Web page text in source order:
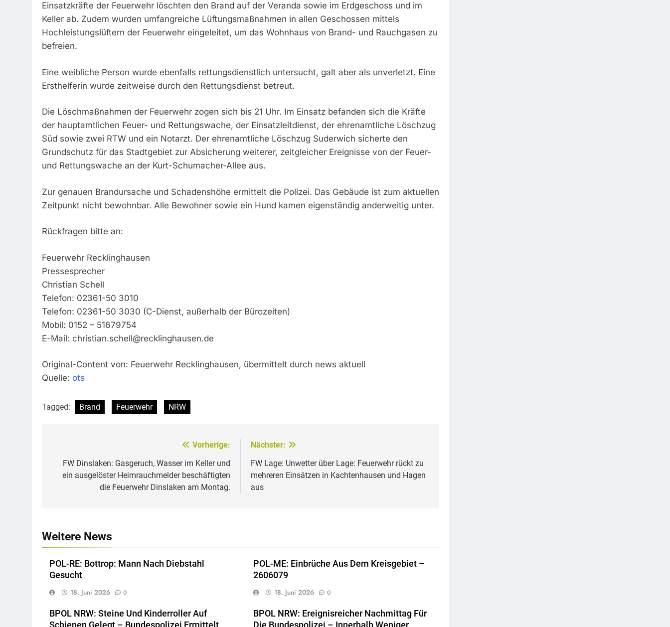
Einsatzkräfte der Feuerwehr löschten den Brand auf der Veranda sowie im Erdgeschoss und im
Keller ab. Zudem wurden umfangreiche Lüftungsmaßnahmen in allen Geschossen mittels
Hochleistungslüftern der Feuerwehr eingeleitet, um das Wohnhaus von Brand- und Rauchgasen zu
befreien.
Eine weibliche Person wurde ebenfalls rettungsdienstlich untersucht, galt aber als unverletzt. Eine
Ersthelferin wurde zeitweise durch den Rettungsdienst betreut.
Die Löschmaßnahmen der Feuerwehr zogen sich bis 21 Uhr. Im Einsatz befanden sich die Kräfte
der hauptamtlichen Feuer- und Rettungswache, der Einsatzleitdienst, der ehrenamtliche Löschzug
Süd sowie zwei RTW und ein Notarzt. Der ehrenamtliche Löschzug Suderwich sicherte den
Grundschutz für das Stadtgebiet zur Absicherung weiterer, zeitgleicher Ereignisse von der Feuer-
und Rettungswache an der Kurt-Schumacher-Allee aus.
Zur genauen Brandursache und Schadenshöhe ermittelt die Polizei. Das Gebäude ist zum aktuellen
Zeitpunkt nicht bewohnbar. Alle Bewohner sowie ein Hund kamen eigenständig anderweitig unter.
Rückfragen bitte an:
Feuerwehr Recklinghausen
Pressesprecher
Christian Schell
Telefon: 02361-50 3010
Telefon: 02361-50 3030 (C-Dienst, außerhalb der Bürozeiten)
Mobil: 0152 – 51679754
E-Mail: christian.schell@recklinghausen.de
Original-Content von: Feuerwehr Recklinghausen, übermittelt durch news aktuell
Quelle: ots
Tagged: Brand Feuerwehr NRW
Vorherige:
FW Dinslaken: Gasgeruch, Wasser im Keller und
ein ausgelöster Heimrauchmelder beschäftigten
die Feuerwehr Dinslaken am Montag.
Nächster:
FW Lage: Unwetter über Lage: Feuerwehr rückt zu
mehreren Einsätzen in Kachtenhausen und Hagen
aus
Weitere News
POL-RE: Bottrop: Mann Nach Diebstahl
Gesucht
18. Juni 2026 0
POL-ME: Einbrüche Aus Dem Kreisgebiet –
2606079
18. Juni 2026 0
BPOL NRW: Steine Und Kinderroller Auf
Schienen Gelegt – Bundespolizei Ermittelt
BPOL NRW: Ereignisreicher Nachmittag Für
Die Bundespolizei – Innerhalb Weniger